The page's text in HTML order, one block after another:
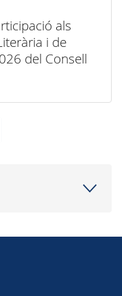
als
i de
del Consell